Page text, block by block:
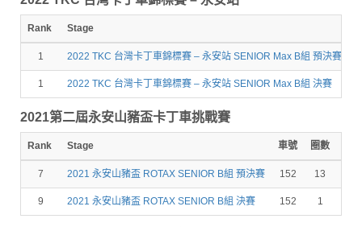
Rank Stage
1 2022 TKC 台灣卡丁車錦標賽 – 永安站 SENIOR Max B組 預決賽
1 2022 TKC 台灣卡丁車錦標賽 – 永安站 SENIOR Max B組 決賽
2021第二屆永安山豬盃卡丁車挑戰賽
Rank Stage 車號 圈數
7 2021 永安山豬盃 ROTAX SENIOR B組 預決賽 152 13
9 2021 永安山豬盃 ROTAX SENIOR B組 決賽 152 1